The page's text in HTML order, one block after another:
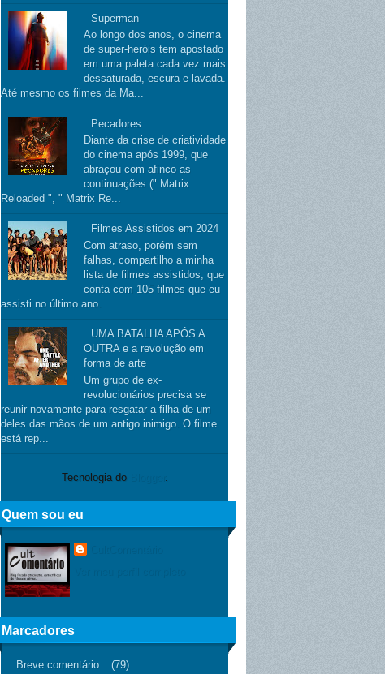
Superman
Ao longo dos anos, o cinema
de super-heróis tem apostado
em uma paleta cada vez mais
dessaturada, escura e lavada.
Até mesmo os filmes da Ma...
Pecadores
Diante da crise de criatividade
do cinema após 1999, que
abraçou com afinco as
continuações (" Matrix
Reloaded ", " Matrix Re...
Filmes Assistidos em 2024
Com atraso, porém sem
falhas, compartilho a minha
lista de filmes assistidos, que
conta com 105 filmes que eu
assisti no último ano.
UMA BATALHA APÓS A
OUTRA e a revolução em
forma de arte
Um grupo de ex-
revolucionários precisa se
reunir novamente para resgatar a filha de um
deles das mãos de um antigo inimigo. O filme
está rep...
Tecnologia do
Quem sou eu
Marcadores
Breve comentário
(79)